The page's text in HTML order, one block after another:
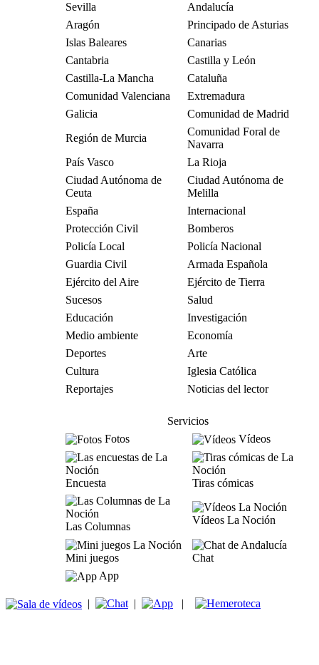
Sevilla
Andalucía
Aragón
Principado de Asturias
Islas Baleares
Canarias
Cantabria
Castilla y León
Castilla-La Mancha
Cataluña
Comunidad Valenciana
Extremadura
Galicia
Comunidad de Madrid
Región de Murcia
Comunidad Foral de
Navarra
País Vasco
La Rioja
Ciudad Autónoma de
Ceuta
Ciudad Autónoma de
Melilla
España
Internacional
Protección Civil
Bomberos
Policía Local
Policía Nacional
Guardia Civil
Armada Española
Ejército del Aire
Ejército de Tierra
Sucesos
Salud
Educación
Investigación
Medio ambiente
Economía
Deportes
Arte
Cultura
Iglesia Católica
Reportajes
Noticias del lector
Servicios
Fotos
Vídeos
Encuesta Tiras cómicas
Las Columnas
Vídeos La Noción
Mini juegos
Chat
App
| | |